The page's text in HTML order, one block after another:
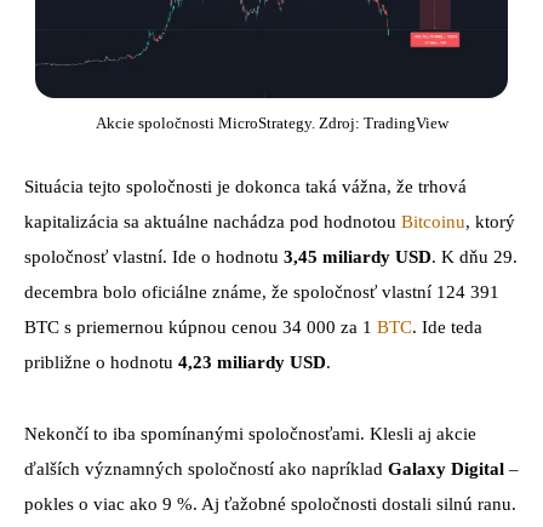
Akcie spoločnosti MicroStrategy. Zdroj: TradingView
Situácia tejto spoločnosti je dokonca taká vážna, že trhová
kapitalizácia sa aktuálne nachádza pod hodnotou Bitcoinu, ktorý
spoločnosť vlastní. Ide o hodnotu 3,45 miliardy USD. K dňu 29.
decembra bolo oficiálne známe, že spoločnosť vlastní 124 391
BTC s priemernou kúpnou cenou 34 000 za 1 BTC. Ide teda
približne o hodnotu 4,23 miliardy USD.
Nekončí to iba spomínanými spoločnosťami. Klesli aj akcie
ďalších významných spoločností ako napríklad Galaxy Digital –
pokles o viac ako 9 %. Aj ťažobné spoločnosti dostali silnú ranu.